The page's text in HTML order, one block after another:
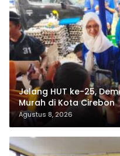
Jelang HUT ke-25,
Murah di Kota Cirebon
Agustus 8, 2026